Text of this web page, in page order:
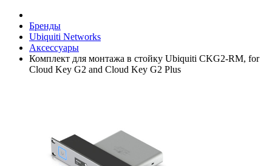
Бренды
Ubiquiti Networks
Аксессуары
Комплект для монтажа в стойку Ubiquiti CKG2-RM, for
Cloud Key G2 and Cloud Key G2 Plus